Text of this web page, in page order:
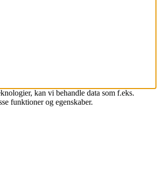
kan vi behandle data som f.eks.
funktioner og egenskaber.